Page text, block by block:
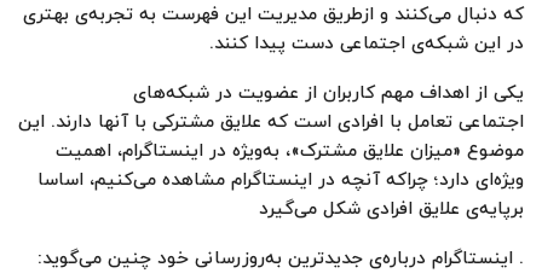
که دنبال می‌کنند و ازطریق مدیریت این فهرست به تجربه‌ی بهتری
در این شبکه‌ی اجتماعی دست پیدا کنند.
یکی از اهداف مهم‌ کاربران از عضویت در شبکه‌های
اجتماعی تعامل با افرادی است که علایق مشترکی با آنها دارند. این
موضوع «میزان علایق مشترک»، به‌‌ویژه در اینستاگرام، اهمیت
ویژه‌ای دارد؛ چراکه آنچه در اینستاگرام مشاهده می‌کنیم، اساسا
برپایه‌ی علایق افرادی شکل می‌گیرد
. اینستاگرام درباره‌ی جدیدترین به‌روزرسانی خود چنین می‌گوید: